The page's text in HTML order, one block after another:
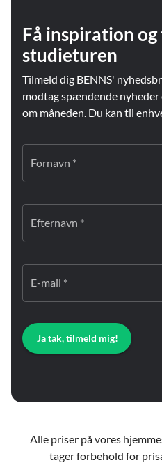
Få inspiration
studieturen
Tilmeld dig BENNS'
modtag spændende
om måneden. Du kan til
Fornavn *
Efternavn *
E-mail *
Ja tak, tilmeld mig!
Alle priser på vores
tager forbehold for